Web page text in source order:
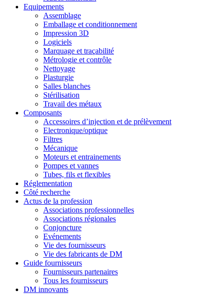
Equipements
Assemblage
Emballage et conditionnement
Impression 3D
Logiciels
Marquage et traçabilité
Métrologie et contrôle
Nettoyage
Plasturgie
Salles blanches
Stérilisation
Travail des métaux
Composants
Accessoires d’injection et de prélèvement
Electronique/optique
Filtres
Mécanique
Moteurs et entrainements
Pompes et vannes
Tubes, fils et flexibles
Réglementation
Côté recherche
Actus de la profession
Associations professionnelles
Associations régionales
Conjoncture
Evénements
Vie des fournisseurs
Vie des fabricants de DM
Guide fournisseurs
Fournisseurs partenaires
Tous les fournisseurs
DM innovants